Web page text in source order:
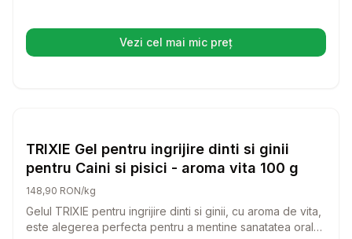
Vezi cel mai mic preț(se deschide într-o filă nouă)
TRIXIE Gel pentru ingrijire dinti si ginii
pentru Caini si pisici - aroma vita 100 g
148,90 RON/kg
Gelul TRIXIE pentru ingrijire dinti si ginii, cu aroma de vita,
este alegerea perfecta pentru a mentine sanatatea orala